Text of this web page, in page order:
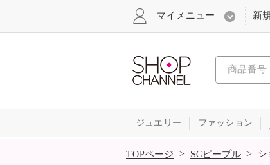
マイメニュー 新
ジュエリー ファッション
SALE
TOPページ > SCピープル > シ